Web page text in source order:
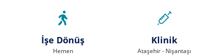
İşe Dönüş
Hemen
Klinik
Ataşehir - Nişantaşı